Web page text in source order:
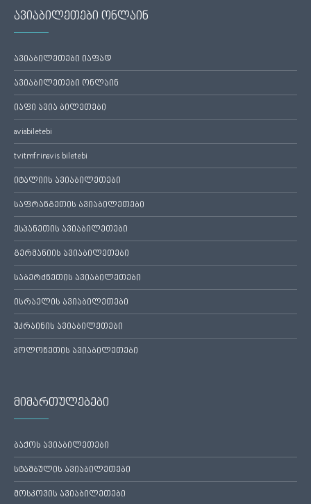
ავიაბილეთები ონლაინ
ავიაბილეთები იაფად
ავიაბილეთები ონლაინ
იაფი ავია ბილეთები
aviabiletebi
tvitmfrinavis biletebi
იტალიის ავიაბილეთები
საფრანგეთის ავიაბილეთები
ესპანეთის ავიაბილეთები
გერმანიის ავიაბილეთები
საბერძნეთის ავიაბილეთები
ისრაელის ავიაბილეთები
უკრაინის ავიაბილეთები
პოლონეთის ავიაბილეთები
მიმართულებები
ბაქოს ავიაბილეთები
სტამბულის ავიაბილეთები
მოსკოვის ავიაბილეთები